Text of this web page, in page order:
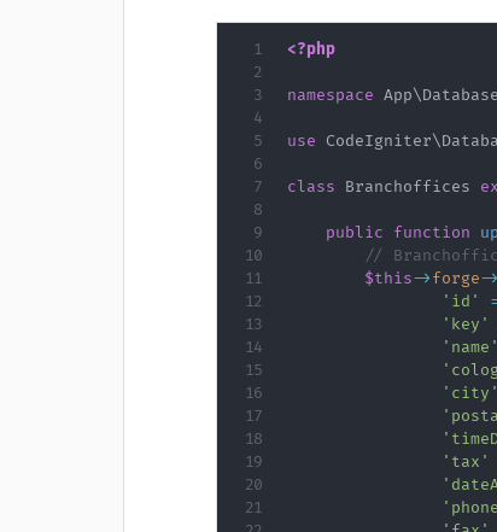
<?php
namespace App\Database
use CodeIgniter\
class Branchoffices
public function up
//
$this->forge->
'id'
'key'
'name'
'city'
'tax'